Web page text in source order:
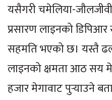
यसैगरी चमेलिया-
प्रसारण लाइनको
सहमति भएको छ। यस्तै
लाइनको क्षमता आठ सय
हजार मेगावाट पुर्‍याउने